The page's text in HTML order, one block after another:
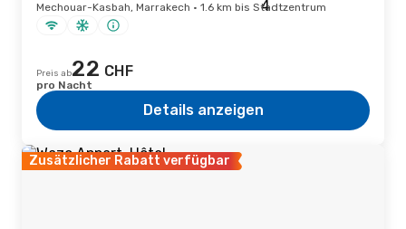
Mechouar-Kasbah, Marrakech · 1.6 km bis Stadtzentrum
Preis ab22 CHF
pro Nacht
Details anzeigen
Zusätzlicher Rabatt verfügbar